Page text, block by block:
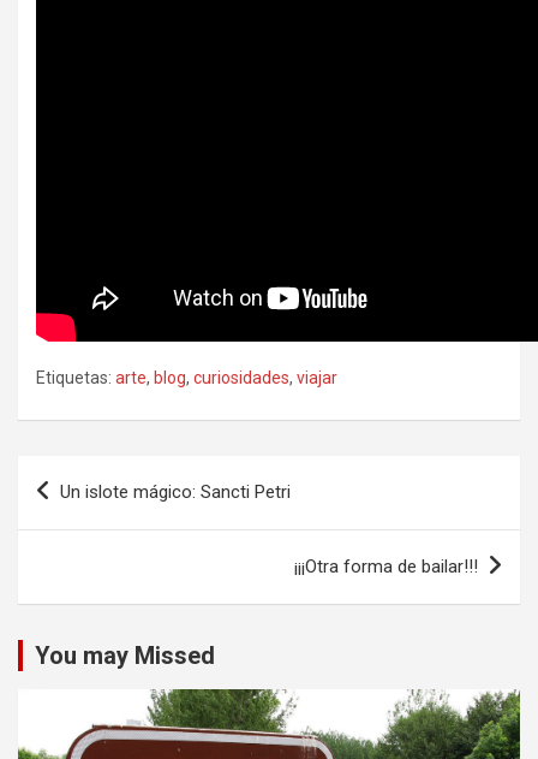
Etiquetas: arte, blog, curiosidades, viajar
Navegación
de
Un islote mágico: Sancti Petri
¡¡¡Otra forma de bailar!!!
You may Missed